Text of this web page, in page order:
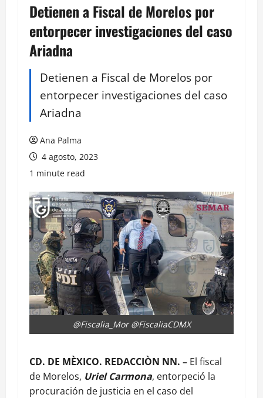
Detienen a Fiscal de Morelos por
entorpecer investigaciones del caso
Ariadna
Detienen a Fiscal de Morelos por
entorpecer investigaciones del caso
Ariadna
Ana Palma
4 agosto, 2023
1 minute read
@Fiscalia_Mor @FiscaliaCDMX
CD. DE MÈXICO. REDACCIÒN NN. – El fiscal
de Morelos, Uriel Carmona, entorpeció la
procuración de justicia en el caso del